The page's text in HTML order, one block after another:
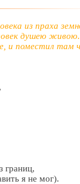
из праха
душею
и поместил там
границ,
я не мог).